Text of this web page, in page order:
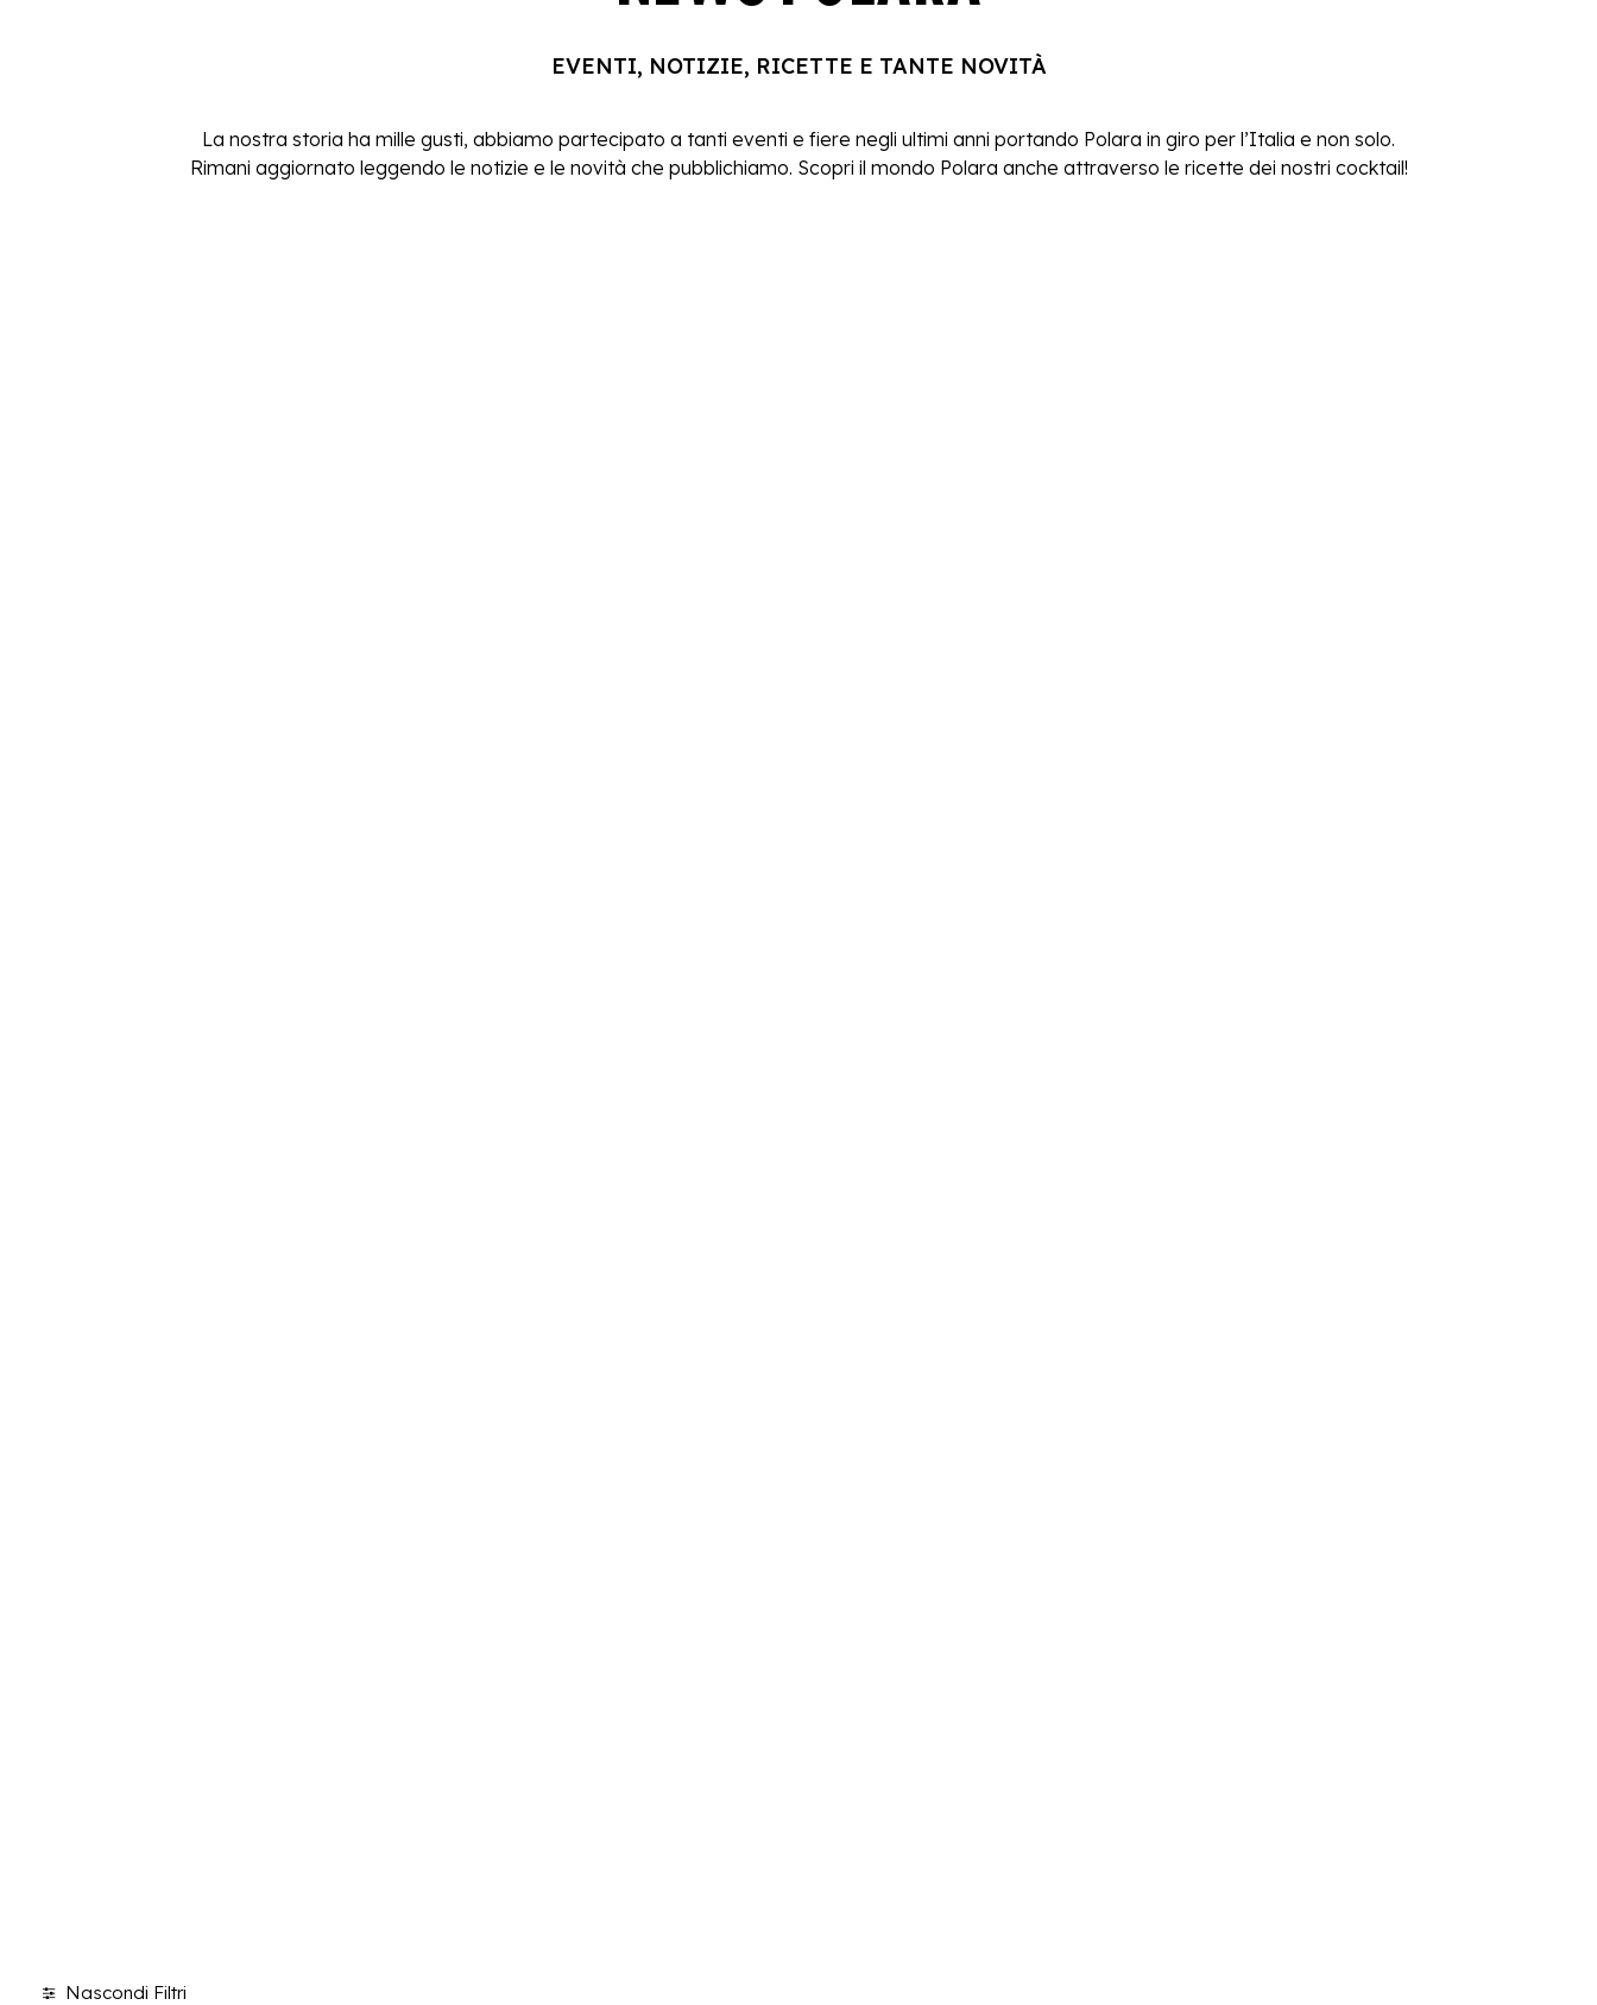
EVENTI, NOTIZIE, RICETTE E TANTE NOVITÀ
La nostra storia ha mille gusti, abbiamo partecipato a tanti eventi e fiere negli ultimi anni portando Polara in giro per l’Italia e non solo.
Rimani aggiornato leggendo le notizie e le novità che pubblichiamo. Scopri il mondo Polara anche attraverso le ricette dei nostri cocktail!
Nascondi Filtri